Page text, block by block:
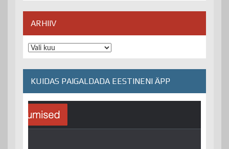
ARHIIV
Arhiiv
KUIDAS PAIGALDADA EESTINENI ÄPP